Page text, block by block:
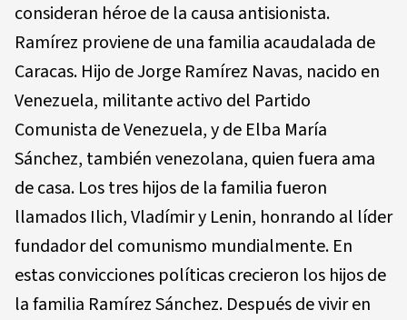
consideran héroe de la causa antisionista.
Ramírez proviene de una familia acaudalada de
Caracas. Hijo de Jorge Ramírez Navas, nacido en
Venezuela, militante activo del Partido
Comunista de Venezuela, y de Elba María
Sánchez, también venezolana, quien fuera ama
de casa. Los tres hijos de la familia fueron
llamados Ilich, Vladímir y Lenin, honrando al líder
fundador del comunismo mundialmente. En
estas convicciones políticas crecieron los hijos de
la familia Ramírez Sánchez. Después de vivir en